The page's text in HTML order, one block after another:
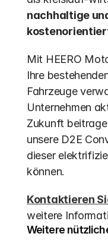
nachhaltige
Mit HEERO
Ihre
Fahrzeuge
Unternehmen
Zukunft
unsere D2E
dieser
können.
Kontaktieren
weitere
Weitere